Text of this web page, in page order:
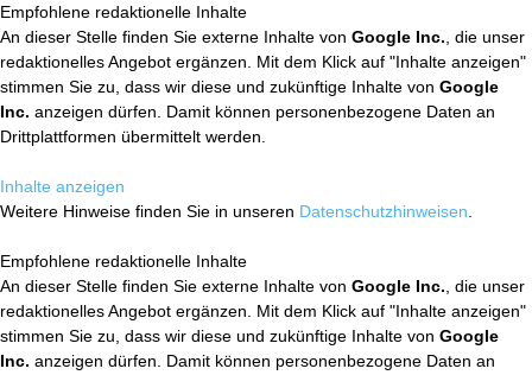
Empfohlene redaktionelle Inhalte
An dieser Stelle finden Sie externe Inhalte von Google Inc. , die unser
redaktionelles Angebot ergänzen. Mit dem Klick auf "Inhalte anzeigen"
stimmen Sie zu, dass wir diese und zukünftige Inhalte von Google
Inc. anzeigen dürfen. Damit können personenbezogene Daten an
Drittplattformen übermittelt werden.
Inhalte anzeigen
Weitere Hinweise finden Sie in unseren Datenschutzhinweisen
Empfohlene redaktionelle Inhalte
An dieser Stelle finden Sie externe Inhalte von Google Inc. , die unser
redaktionelles Angebot ergänzen. Mit dem Klick auf "Inhalte anzeigen"
stimmen Sie zu, dass wir diese und zukünftige Inhalte von Google
Inc. anzeigen dürfen. Damit können personenbezogene Daten an